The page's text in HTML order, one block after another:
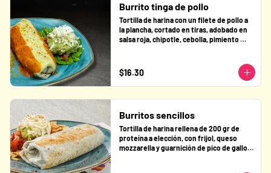
Burrito tinga de pollo
Tortilla de harina con un filete de pollo a
la plancha, cortado en tiras, adobado en
salsa roja, chipotle, cebolla, pimiento
$16.30
Burritos sencillos
Tortilla de harina rellena de 200 gr de
proteína a elección, con frijol, queso
mozzarella y guarnición de pico de gallo,